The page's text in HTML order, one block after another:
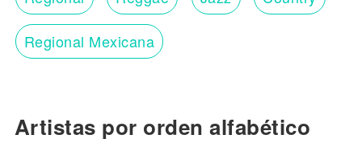
Regional Mexicana
Artistas por orden alfabético